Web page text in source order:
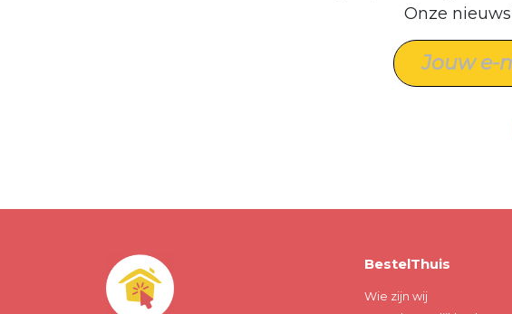
Onze
BestelThuis
Wie zijn wij